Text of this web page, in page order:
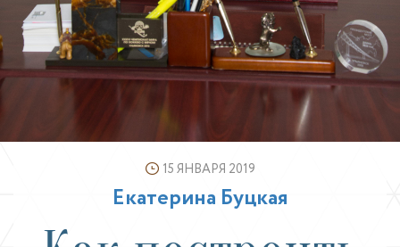
15 ЯНВАРЯ 2019
Екатерина Буцкая